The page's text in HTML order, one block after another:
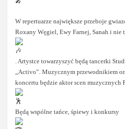
W repertuarze największe przeboje
Roxany Węgiel, Ewy Farnej, Sanah i nie
. Artystce towarzyszyć będą tancerki
„Activo”. Muzycznym przewodnikiem
koncertu będzie aktor scen muzycznych
Będą wspólne tańce, śpiewy i konkursy